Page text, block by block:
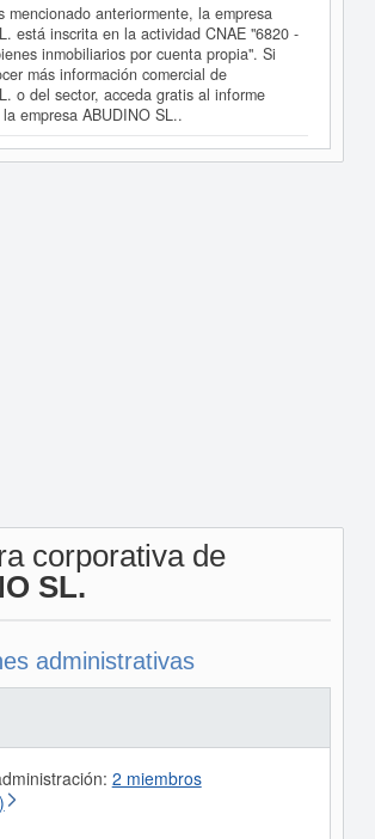
mencionado anteriormente, la empresa
está inscrita en la actividad CNAE "6820 -
inmobiliarios por cuenta propia". Si
más información comercial de
o del sector, acceda gratis al informe
empresa ABUDINO SL..
corporativa de
SL.
administrativas
2 miembros